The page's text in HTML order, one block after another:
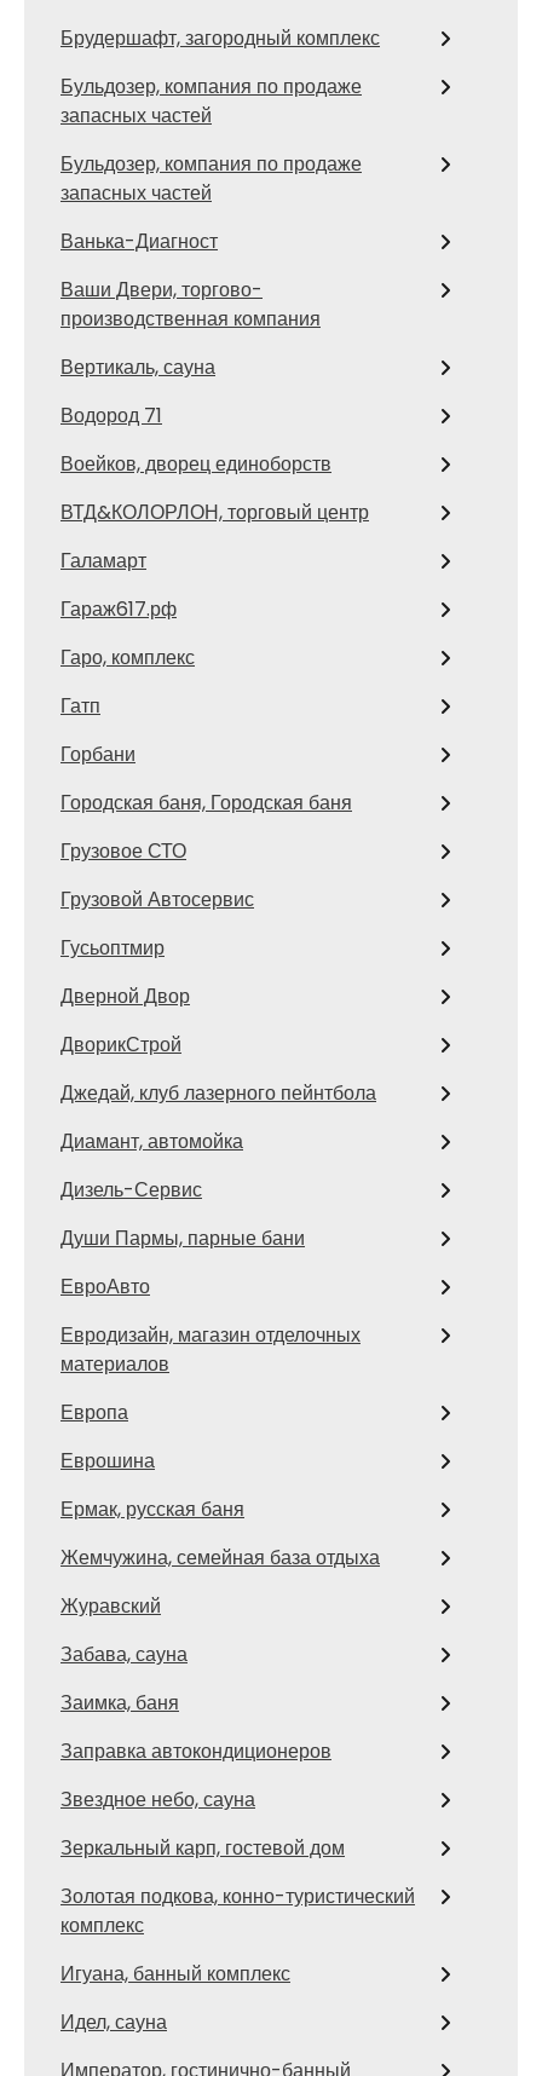
Брудершафт, загородный комплекс
Бульдозер, компания по продаже
запасных частей
Бульдозер, компания по продаже
запасных частей
Ванька-Диагност
Ваши Двери, торгово-
производственная компания
Вертикаль, сауна
Водород 71
Воейков, дворец единоборств
ВТД&КОЛОРЛОН, торговый центр
Галамарт
Гараж617.рф
Гаро, комплекс
Гатп
Горбани
Городская баня, Городская баня
Грузовое СТО
Грузовой Автосервис
Гусьоптмир
Дверной Двор
ДворикСтрой
Джедай, клуб лазерного пейнтбола
Диамант, автомойка
Дизель-Сервис
Души Пармы, парные бани
ЕвроАвто
Евродизайн, магазин отделочных
материалов
Европа
Еврошина
Ермак, русская баня
Жемчужина, семейная база отдыха
Журавский
Забава, сауна
Заимка, баня
Заправка автокондиционеров
Звездное небо, сауна
Зеркальный карп, гостевой дом
Золотая подкова, конно-туристический
комплекс
Игуана, банный комплекс
Идел, сауна